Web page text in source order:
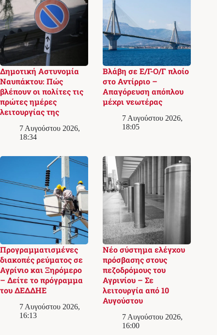
Δημοτική Αστυνομία
Ναυπάκτου: Πώς
βλέπουν οι πολίτες τις
πρώτες ημέρες
λειτουργίας της
7 Αυγούστου 2026,
18:34
Βλάβη σε Ε/Γ-Ο/Γ πλοίο
στο Αντίρριο –
Απαγόρευση απόπλου
μέχρι νεωτέρας
7 Αυγούστου 2026,
18:05
Προγραμματισμένες
διακοπές ρεύματος σε
Αγρίνιο και Ξηρόμερο
– Δείτε το πρόγραμμα
του ΔΕΔΔΗΕ
7 Αυγούστου 2026,
16:13
Νέο σύστημα ελέγχου
πρόσβασης στους
πεζοδρόμους του
Αγρινίου – Σε
λειτουργία από 10
Αυγούστου
7 Αυγούστου 2026,
16:00